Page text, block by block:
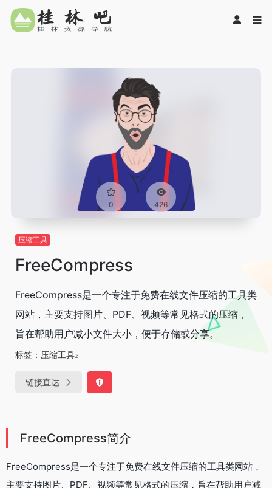
0 426
压缩工具
FreeCompress
FreeCompress是一个专注于免费在线文件压缩的工具类
网站，主要支持图片、PDF、视频等常见格式的压缩，
旨在帮助用户减小文件大小，便于存储或分享。
标签： 压缩工具
链接直达
FreeCompress简介
FreeCompress是一个专注于免费在线文件压缩的工具类网站，
主要支持图片、PDF、视频等常见格式的压缩，旨在帮助用户减